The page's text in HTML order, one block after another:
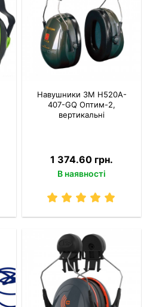
Навушники 3M H520A-
407-GQ Оптим-2,
вертикальні
1 374.60 грн.
В наявності